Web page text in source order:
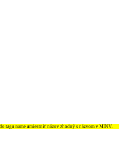
tagu nameumiestniť názov zhodný s názvom v MINV.